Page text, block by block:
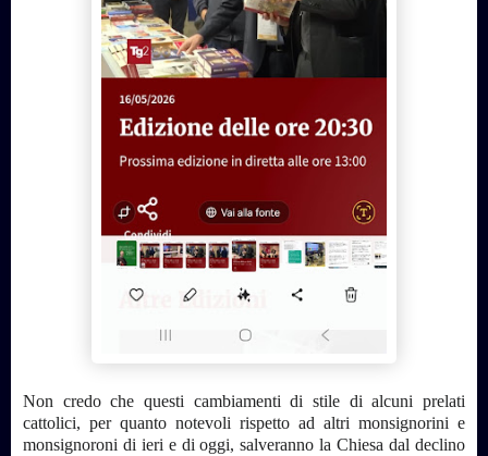
Non credo che questi cambiamenti di stile di alcuni prelati
cattolici, per quanto notevoli rispetto ad altri monsignorini e
monsignoroni di ieri e di oggi, salveranno la Chiesa dal declino